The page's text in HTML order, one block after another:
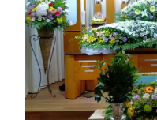
事例
施設案内